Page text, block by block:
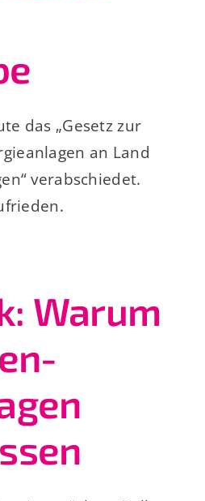
das „Gesetz zur
an Land
verabschiedet.
Warum